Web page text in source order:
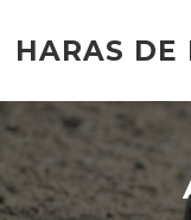
HARAS DE